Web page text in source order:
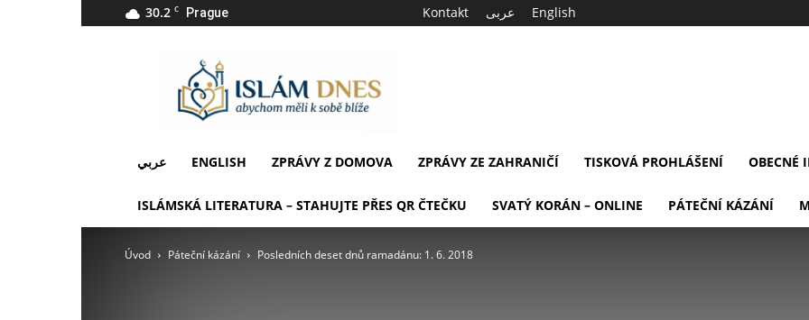
30.2 C Prague Kontakt عربى English
عربي ENGLISH ZPRÁVY Z DOMOVA ZPRÁVY ZE ZAHRANIČÍ TISKOVÁ PROHLÁŠENÍ OBECNÉ
ISLÁMSKÁ LITERATURA – STAHUJTE PŘES QR ČTEČKU SVATÝ KORÁN – ONLINE PÁTEČNÍ KÁZÁNÍ
Úvod Páteční kázání Posledních deset dnů ramadánu: 1. 6. 2018